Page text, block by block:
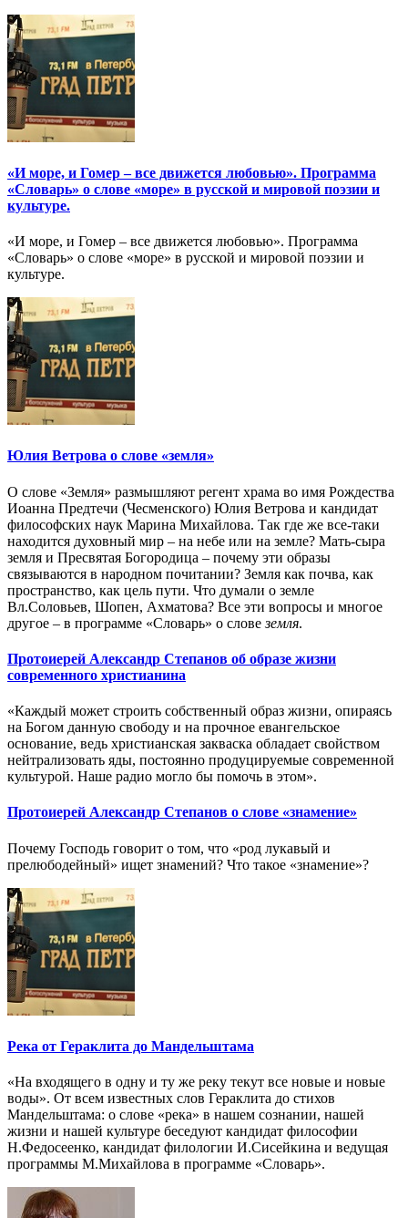
«И море, и Гомер – все движется любовью». Программа
«Словарь» о слове «море» в русской и мировой поэзии и
культуре.
«И море, и Гомер – все движется любовью». Программа
«Словарь» о слове «море» в русской и мировой поэзии и
культуре.
Юлия Ветрова о слове «земля»
О слове «Земля» размышляют регент храма во имя Рождества
Иоанна Предтечи (Чесменского) Юлия Ветрова и кандидат
философских наук Марина Михайлова. Так где же все-таки
находится духовный мир – на небе или на земле? Мать-сыра
земля и Пресвятая Богородица – почему эти образы
связываются в народном почитании? Земля как почва, как
пространство, как цель пути. Что думали о земле
Вл.Соловьев, Шопен, Ахматова? Все эти вопросы и многое
другое – в программе «Словарь» о словеземля.
Протоиерей Александр Степанов об образе жизни
современного христианина
«Каждый может строить собственный образ жизни, опираясь
на Богом данную свободу и на прочное евангельское
основание, ведь христианская закваска обладает свойством
нейтрализовать яды, постоянно продуцируемые современной
культурой. Наше радио могло бы помочь в этом».
Протоиерей Александр Степанов о слове «знамение»
Почему Господь говорит о том, что «род лукавый и
прелюбодейный» ищет знамений? Что такое «знамение»?
Река от Гераклита до Мандельштама
«На входящего в одну и ту же реку текут все новые и новые
воды». От всем известных слов Гераклита до стихов
Мандельштама: о слове «река» в нашем сознании, нашей
жизни и нашей культуре беседуют кандидат философии
Н.Федосеенко, кандидат филологии И.Сисейкина и ведущая
программы М.Михайлова в программе «Словарь».